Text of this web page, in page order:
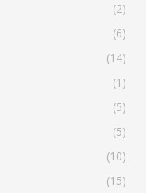
(2)
(6)
(14)
(1)
(5)
(5)
(10)
(15)